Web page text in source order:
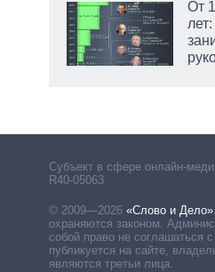
От
Субъект в сфере онлайн-
R40-05063
© 2009—2026 «Слово и Дело».
охраняются законом.
собой право не соглашаться
публикуется на сайте,
являются третьи лица.